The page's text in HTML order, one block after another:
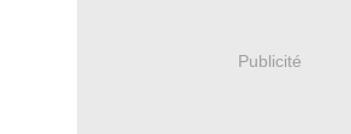
Publicité